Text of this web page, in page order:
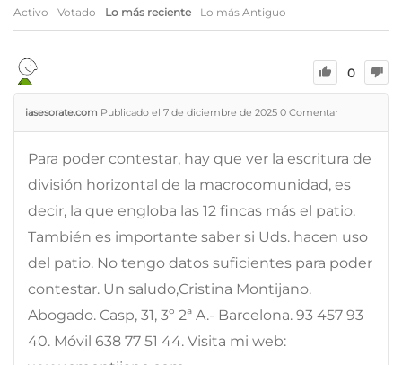
Activo Votado Lo más reciente Lo más Antiguo
0
iasesorate.com Publicado el 7 de diciembre de 2025 0 Comentar
Para poder contestar, hay que ver la escritura de
división horizontal de la macrocomunidad, es
decir, la que engloba las 12 fincas más el patio.
También es importante saber si Uds. hacen uso
del patio. No tengo datos suficientes para poder
contestar. Un saludo,Cristina Montijano.
Abogado. Casp, 31, 3º 2ª A.- Barcelona. 93 457 93
40. Móvil 638 77 51 44. Visita mi web: